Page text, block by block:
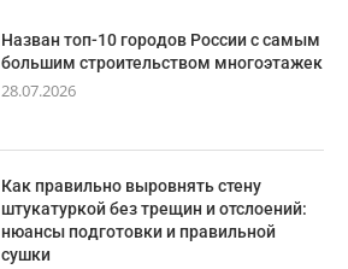
Назван топ-10 городов России с самым
большим строительством многоэтажек
28.07.2026
Как правильно выровнять стену
штукатуркой без трещин и отслоений:
нюансы подготовки и правильной
сушки